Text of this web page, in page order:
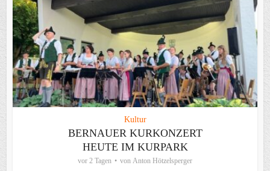
Kultur
BERNAUER KURKONZERT
HEUTE IM KURPARK
vor 2 Tagen von Anton Hötzelsperger